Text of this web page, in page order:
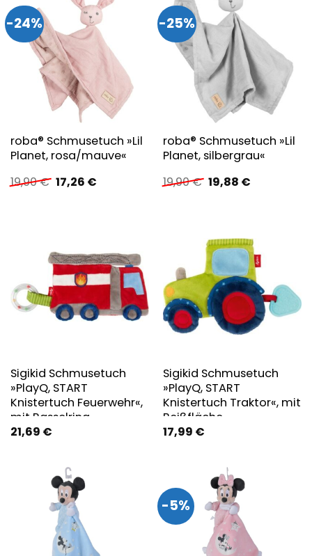
-24%
roba® Schmusetuch »Lil
Planet, rosa/mauve«
19,90€ Ursprünglicher
Preis
17,26 €Aktueller
-25%
roba® Schmusetuch »Lil
Planet, silbergrau«
19,90€ Ursprünglicher
Preis
19,88 €Aktueller
Sigikid Schmusetuch
»PlayQ, START
Knistertuch Feuerwehr«,
mit Rasselring
21,69 €
Sigikid Schmusetuch
»PlayQ, START
Knistertuch Traktor«, mit
Beißfläche
17,99 €
-5%